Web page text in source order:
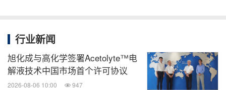
行业新闻
旭化成与高化学签署Acetolyte™电
解液技术中国市场首个许可协议
2026-08-06 10:00 947